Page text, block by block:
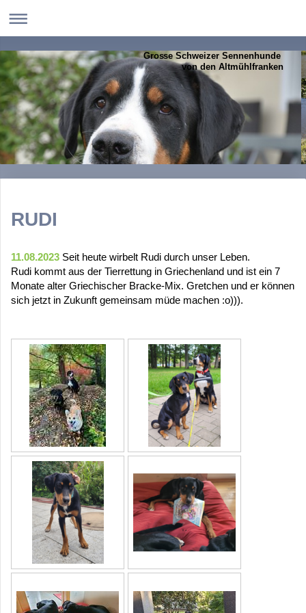
Grosse Schweizer Sennenhunde
von den Altmühlfranken
RUDI
11.08.2023 Seit heute wirbelt Rudi durch unser Leben.
Rudi kommt aus der Tierrettung in Griechenland und ist ein 7
Monate alter Griechischer Bracke-Mix. Gretchen und er können
sich jetzt in Zukunft gemeinsam müde machen :o))).